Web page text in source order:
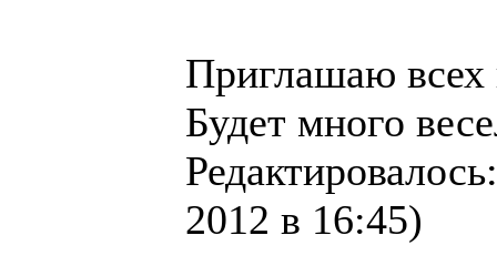
Приглашаю всех
Будет много
2012 в 16:45)